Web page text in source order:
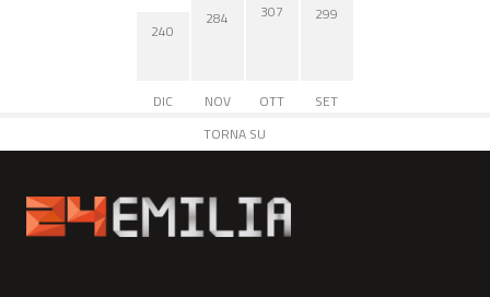
240
DIC
284
NOV
307
OTT
299
SET
TORNA SU